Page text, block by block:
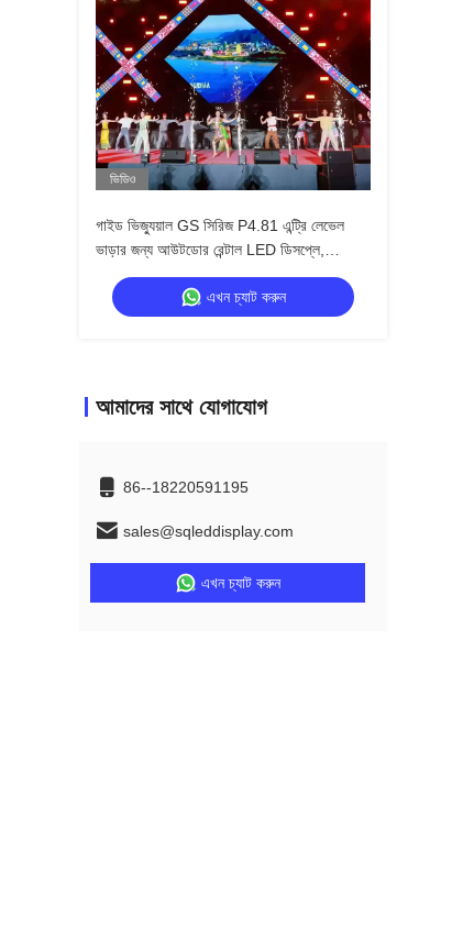
ভিডিও
গাইড ভিজ্যুয়াল GS সিরিজ P4.81 এন্ট্রি লেভেল
ভাড়ার জন্য আউটডোর রেন্টাল LED ডিসপ্লে,
5000nit IP65 7680Hz CE
এখন চ্যাট করুন
আমাদের সাথে যোগাযোগ
86--18220591195
sales@sqleddisplay.com
এখন চ্যাট করুন